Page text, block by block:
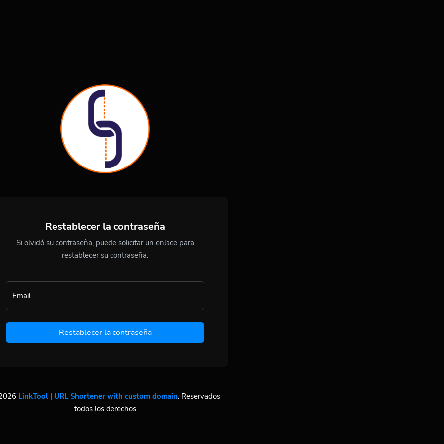
Restablecer la contraseña
Si olvidó su contraseña, puede solicitar un enlace para
restablecer su contraseña.
Email
Restablecer la contraseña
LinkTool | URL Shortener with custom domain. Reservados
todos los derechos